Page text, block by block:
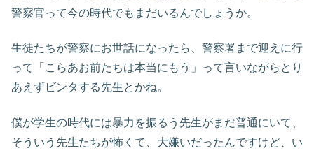
警察官って今の時代でもまだいるんでしょうか。
生徒たちが警察にお世話になったら、警察署まで迎えに行
って「こらあお前たちは本当にもう」って言いながらとり
あえずビンタする先生とかね。
僕が学生の時代には暴力を振るう先生がまだ普通にいて、
そういう先生たちが怖くて、大嫌いだったんですけど、い